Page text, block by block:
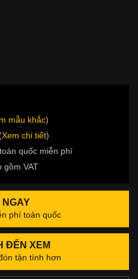
mẫu khắc)
Xem chi tiết)
quốc miễn phí
gồm VAT
NGAY
phí toàn quốc
ĐẾN XEM
tận tình hơn